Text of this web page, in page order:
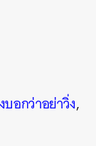
อกว่าอย่าวิ่ง,